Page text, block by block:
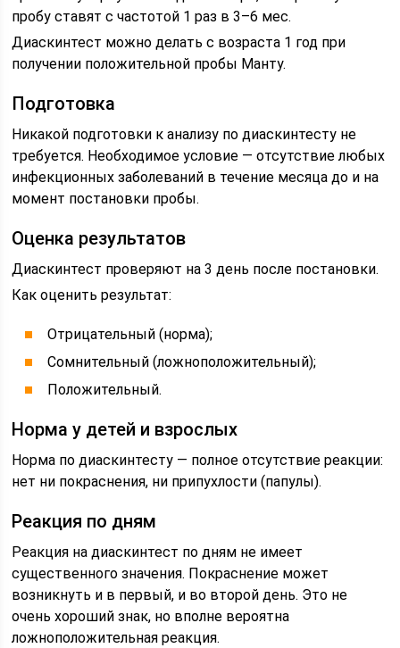
пробу ставят с частотой 1 раз в 3–6 мес.
Диаскинтест можно делать с возраста 1 год при
получении положительной пробы Манту.
Подготовка
Никакой подготовки к анализу по диаскинтесту не
требуется. Необходимое условие — отсутствие любых
инфекционных заболеваний в течение месяца до и на
момент постановки пробы.
Оценка результатов
Диаскинтест проверяют на 3 день после постановки.
Как оценить результат:
Отрицательный (норма);
Сомнительный (ложноположительный);
Положительный.
Норма у детей и взрослых
Норма по диаскинтесту — полное отсутствие реакции:
нет ни покраснения, ни припухлости (папулы).
Реакция по дням
Реакция на диаскинтест по дням не имеет
существенного значения. Покраснение может
возникнуть и в первый, и во второй день. Это не
очень хороший знак, но вполне вероятна
ложноположительная реакция.